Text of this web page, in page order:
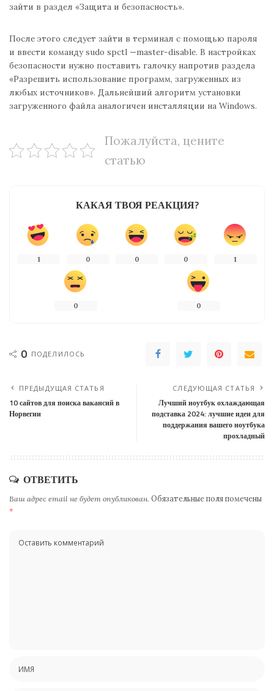
зайти в раздел «Защита и безопасность».
После этого следует зайти в терминал с помощью пароля
и ввести команду sudo spctl —master-disable. В настройках
безопасности нужно поставить галочку напротив раздела
«Разрешить использование программ, загруженных из
любых источников». Дальнейший алгоритм установки
загруженного файла аналогичен инсталляции на Windows.
Пожалуйста, цените
статью
КАКАЯ ТВОЯ РЕАКЦИЯ?
1 0 0 0 1
0 0
0 ПОДЕЛИЛОСЬ
ПРЕДЫДУЩАЯ СТАТЬЯ
10 сайтов для поиска вакансий в
Норвегии
СЛЕДУЮЩАЯ СТАТЬЯ
Лучший ноутбук охлаждающая
подставка 2024: лучшие идеи для
поддержания вашего ноутбука
прохладный
ОТВЕТИТЬ
Ваш адрес email не будет опубликован. Обязательные поля помечены
*